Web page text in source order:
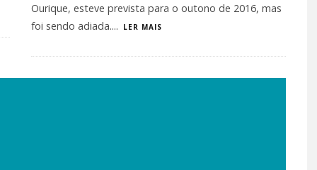
Ourique, esteve prevista para o outono de 2016, mas
foi sendo adiada.... LER MAIS